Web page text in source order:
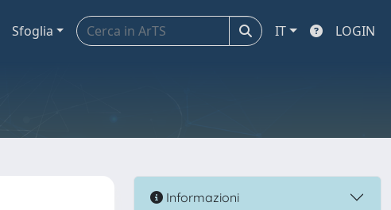
Sfoglia IT LOGIN
Informazioni